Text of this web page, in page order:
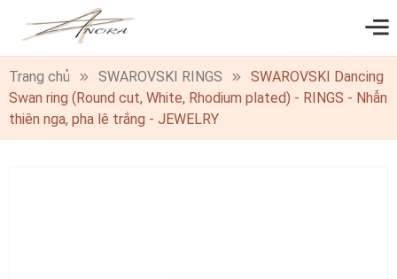
0
Trang chủ SWAROVSKI RINGS
SWAROVSKI Dancing
Swan ring (Round cut, White, Rhodium plated) - RINGS - Nhẫn
thiên nga, pha lê trắng - JEWELRY